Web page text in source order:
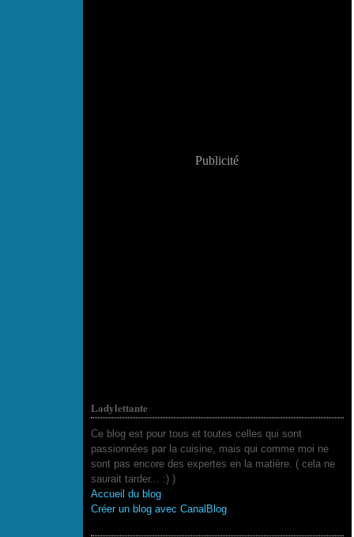
Publicité
Ladylettante
Ce blog est pour tous et toutes celles qui sont
passionnées par la cuisine, mais qui comme moi ne
sont pas encore des expertes en la matière. ( cela ne
saurait tarder... :) )
Accueil du blog
Créer un blog avec CanalBlog